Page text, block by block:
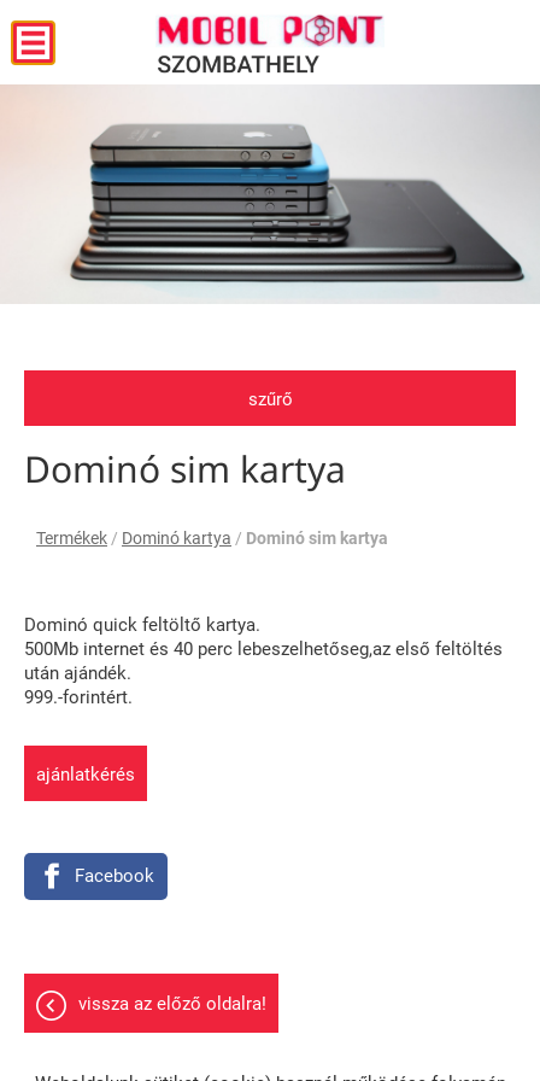
szűrő
Dominó sim kartya
Termékek / Dominó kartya / Dominó sim kartya
ajánlatkérés
Dominó quick feltöltő kartya.
500Mb internet és 40 perc lebeszelhetőseg,az első feltöltés
után ajándék.
999.-forintért.
Facebook
vissza az előző oldalra!